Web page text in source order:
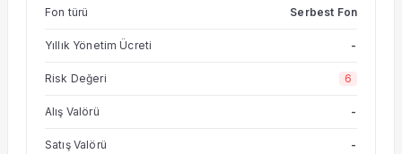
Fon türü Serbest Fon
Yıllık Yönetim Ücreti -
Risk Değeri 6
Alış Valörü -
Satış Valörü -